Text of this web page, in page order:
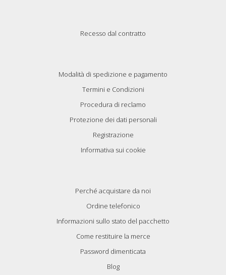
Recesso dal contratto
Modalità di spedizione e pagamento
Termini e Condizioni
Procedura di reclamo
Protezione dei dati personali
Registrazione
Informativa sui cookie
Perché acquistare da noi
Ordine telefonico
Informazioni sullo stato del pacchetto
Come restituire la merce
Password dimenticata
Blog